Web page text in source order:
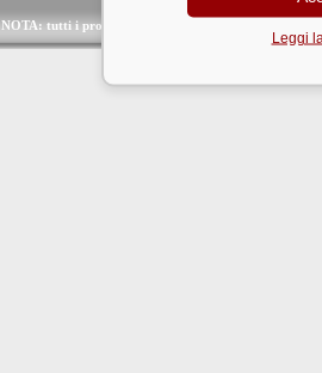
NOTA: tutti i prodotti da Noi distribuiti recepiscono la
Leggi